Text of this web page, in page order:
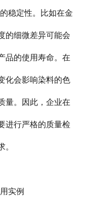
稳定性。比如在金
的细微差异可能会
品的使用寿命。在
化会影响染料的色
量。因此，企业在
进行严格的质量检
实例